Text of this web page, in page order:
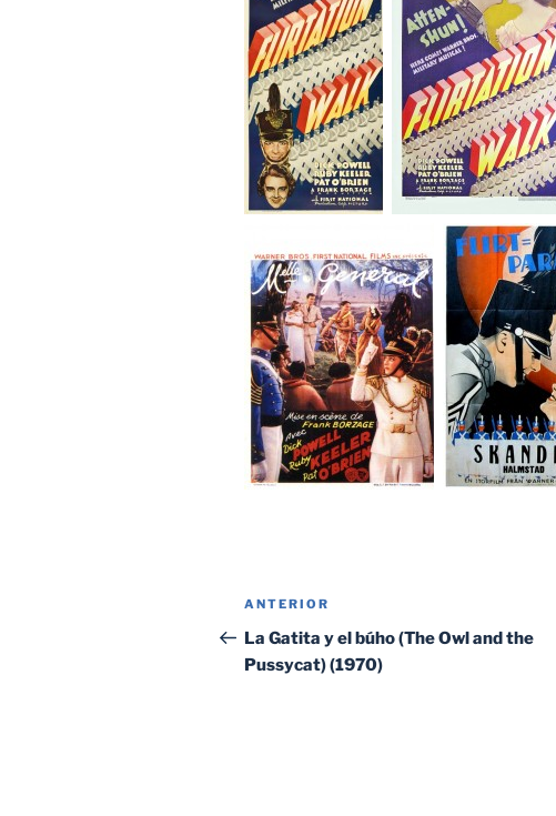
Navegación
de
entradas
Entrada
anterior:
ANTERIOR
La Gatita y el búho (The Owl and the
Pussycat) (1970)